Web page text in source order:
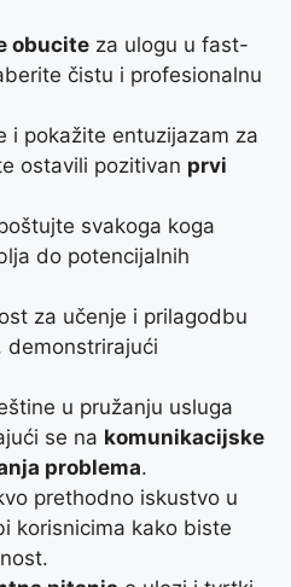
obucite za ulogu u fast-
čistu i profesionalnu
i pokažite entuzijazam za
ostavili pozitivan prvi
svakoga koga
do potencijalnih
za učenje i prilagodbu
demonstrirajući
u pružanju usluga
se na komunikacijske
problema.
prethodno iskustvo u
korisnicima kako biste